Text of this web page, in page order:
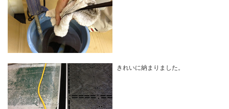
きれいに納まりました。